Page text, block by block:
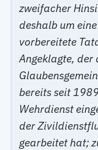
zweifacher
deshalb um
vorbereitete
Angeklagte,
bereits seit
Wehrdienst
der
gearbeitet hat;